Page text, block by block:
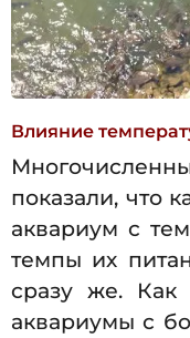
Влияние
показали, что
аквариум с
темпы их
сразу же.
аквариумы с